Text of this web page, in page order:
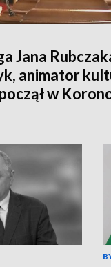
Jana
animator
w